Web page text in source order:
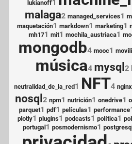
lukianoff1
malaga2 managed_services1
maquetación1 markdown1 marketing1
mh171 mit1 mochila_austriaca1
mongodb4 mooc1
música4 mysql2
neutralidad_de_la_red1 NFT4 nginx
nosql 2 npm1 nutrición1 onedrive1
parquet1 pdf1 películas1 performance
plotly1 plugins1 podcasts1 política1
portugal1 posmodernismo1 postgresql